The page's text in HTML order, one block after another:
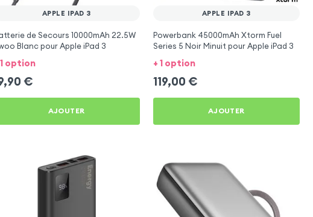
APPLE IPAD 3
de Secours 10000mAh 22.5W
Blanc pour Apple iPad 3
1 option
€
AJOUTER
APPLE IPAD 3
Powerbank 45000mAh Xtorm Fuel
Series 5 Noir Minuit pour Apple iPad 3
+ 1 option
119,00 €
AJOUTER